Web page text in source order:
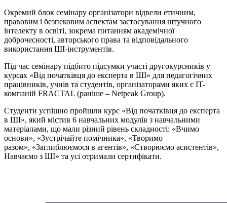
Окремий блок семінару організатори відвели етичним,
правовим і безпековим аспектам застосування штучного
інтелекту в освіті, зокрема питанням академічної
доброчесності, авторського права та відповідального
використання ШІ-інструментів.
Під час семінару підбито підсумки участі другокурсників у
курсах «Від початківця до експерта в ШІ» для педагогічних
працівників, учнів та студентів, організаторами яких є IT-
компаній FRACTAL (раніше – Netpeak Group).
Студенти успішно пройшли курс «Від початківця до експерта
в ШІ», який містив 6 навчальних модулів з навчальними
матеріалами, що мали різний рівень складності: «Вчимо
основи», «Зустрічайте помічника», «Творимо
разом», «Заглиблюємося в агентів», «Створюємо асистентів»,
Навчаємо з ШІ» та усі отримали сертифікати.